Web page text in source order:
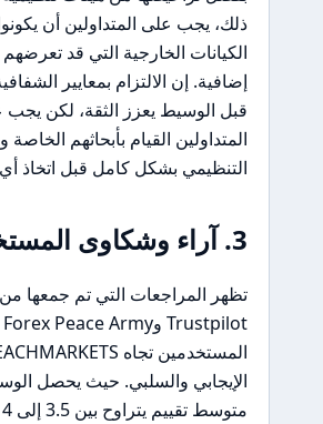
ذلك، يجب على المتداولين أن
الكيانات الخارجية التي قد
إضافية. إن الالتزام بمعايير
قبل الوسيط يعزز الثقة، لكن
المتداولين القيام بأبحاثهم
التنظيمي بشكل كامل قبل اتخاذ
3. آراء وشكاوى المستخدمين
تظهر المراجعات التي تم جمعها
الإيجابي والسلبي. حيث يحصل